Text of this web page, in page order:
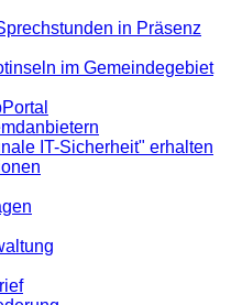
in Präsenz
im Gemeindegebiet
IT-Sicherheit" erhalten